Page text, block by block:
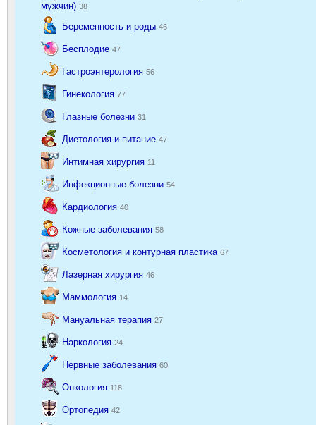
мужчин) 38
Беременность и роды 46
Бесплодие 47
Гастроэнтерология 56
Гинекология 77
Глазные болезни 31
Диетология и питание 47
Интимная хирургия 11
Инфекционные болезни 54
Кардиология 40
Кожные заболевания 58
Косметология и контурная пластика 67
Лазерная хирургия 46
Маммология 14
Мануальная терапия 27
Наркология 24
Нервные заболевания 60
Онкология 118
Ортопедия 42